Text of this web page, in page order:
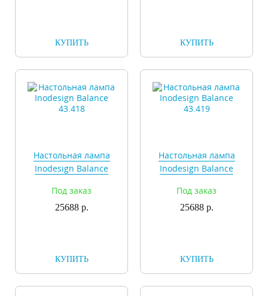
КУПИТЬ КУПИТЬ
Настольная лампа
Inodesign Balance
Под заказ
25688 р.
КУПИТЬ
Настольная лампа
Inodesign Balance
Под заказ
25688 р.
КУПИТЬ